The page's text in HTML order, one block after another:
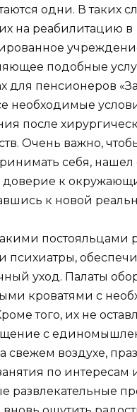
одни. В таких
на реабилитацию в
подобные
для пенсионеров
необходимые
после
Очень важно,
себя, нашел
доверие к
к новой
постояльцами
психиатры,
уход. Палаты
кроватями с
того, их не
с
свежем воздухе,
по интересам
развлекательные